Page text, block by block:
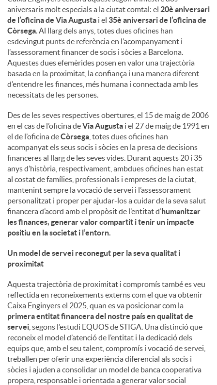
i
n
g
u
t
s
aniversaris molt especials a la ciutat comtal: el 20è aniversari
de l’oficina de Via Augusta i el 35è aniversari de l’oficina de
Còrsega. Al llarg dels anys, totes dues oficines han
esdevingut punts de referència en l’acompanyament i
l’assessorament financer de socis i sòcies a Barcelona.
Aquestes dues efemèrides posen en valor una trajectòria
basada en la proximitat, la confiança i una manera diferent
d’entendre les finances, més humana i connectada amb les
necessitats de les persones.
Des de les seves respectives obertures, el 15 de maig de 2006
en el cas de l’oficina deVia Augusta i el 27 de maig de 1991 en
el de l’oficina deCòrsega , totes dues oficines han
acompanyat els seus socis i sòcies en la presa de decisions
financeres al llarg de les seves vides. Durant aquests 20 i 35
anys d’història, respectivament, ambdues oficines han estat
al costat de famílies, professionals i empreses de la ciutat,
mantenint sempre la vocació de servei i l’assessorament
personalitzat i proper per ajudar-los a cuidar de la seva salut
financera d’acord amb el propòsit de l’entitat d’humanitzar
les finances, generar valor compartit i tenir un impacte
positiu en la societat i l’entorn.
Un model de servei reconegut per la seva qualitat i
proximitat
Aquesta trajectòria de proximitat i compromís també es veu
reflectida en reconeixements externs com el que va obtenir
Caixa Enginyers el 2025, quan es va posicionar com la
primera entitat financera del nostre país en qualitat de
servei , segons l’estudi EQUOS de STIGA. Una distinció que
reconeix el model d’atenció de l’entitat i la dedicació dels
equips que, amb el seu talent, compromís i vocació de servei,
treballen per oferir una experiència diferencial als socis i
sòcies i ajuden a consolidar un model de banca cooperativa
propera, responsable i orientada a generar valor social